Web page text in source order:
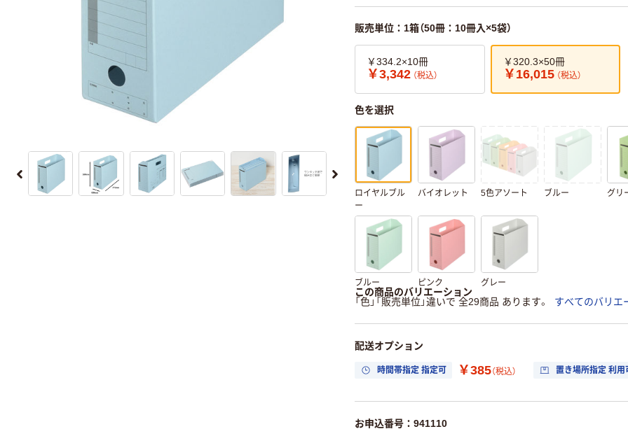
販売単位：1箱（50冊：10冊入×5袋）
￥334.2×10冊
￥3,342 （税込）
￥320.3×50冊
￥16,015 （税込）
色を選択
ロイヤルブル
ー
バイオレット 5色アソート ブルー グリ
ブルー ピンク グレー
この商品のバリエーション
「色」「販売単位」違いで 全29商品 あります。
すべてのバリエ
配送オプション
時間帯指定 指定可 ￥385（税込） 置き場所指定 利用
お申込番号：941110